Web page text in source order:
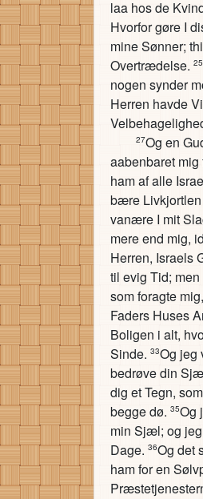
laa hos de
Hvorfor gøre I
mine Sønner;
Overtrædelse. 25
nogen synder
Herren havde
27Og en
aabenbaret
ham af alle
bære Livkjortlen
vanære I mit
mere end mig,
Herren, Israels
til evig Tid;
som foragte
Faders Huses
Boligen i alt,
Sinde. 33Og jeg
bedrøve din
dig et Tegn,
begge dø. 35Og
min Sjæl; og
Dage. 36Og det
ham for en